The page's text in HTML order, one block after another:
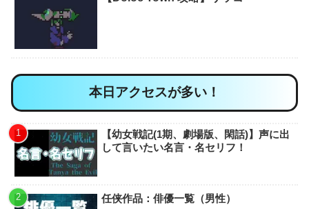
本日アクセスが多い！
【幼女戦記(1期、劇場版、閑話)】声に出
して言いたい名言・名セリフ！
任侠作品：俳優一覧（男性）